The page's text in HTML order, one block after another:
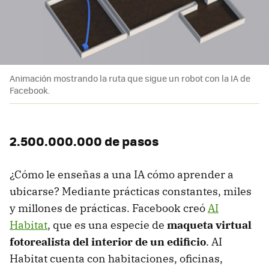
Animación mostrando la ruta que sigue un robot con la IA de
Facebook.
2.500.000.000 de pasos
¿Cómo le enseñas a una IA cómo aprender a
ubicarse? Mediante prácticas constantes, miles
y millones de prácticas. Facebook creóAI
Habitat, que es una especie de maqueta virtual
fotorealista del interior de un edificio. AI
Habitat cuenta con habitaciones, oficinas,